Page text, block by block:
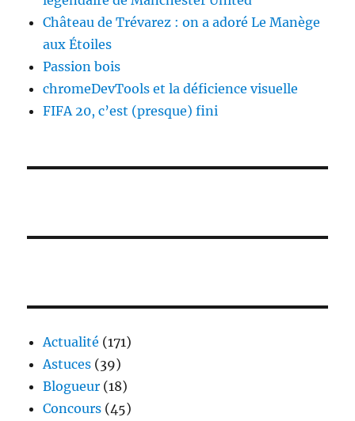
Château de Trévarez : on a adoré Le Manège
aux Étoiles
Passion bois
chromeDevTools et la déficience visuelle
FIFA 20, c’est (presque) fini
Actualité (171)
Astuces (39)
Blogueur (18)
Concours (45)